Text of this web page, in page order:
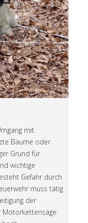
mit
Bäume oder
Grund für
wichtige
Gefahr durch
muss tätig
der
Motorkettensäge